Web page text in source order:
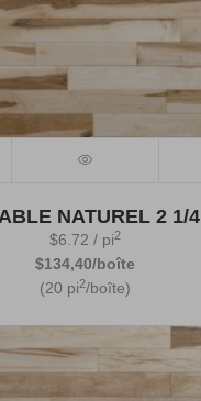
NATUREL 2 1/4
$6.72 / pi2
$134,40/boîte
(20 pi2/boîte)